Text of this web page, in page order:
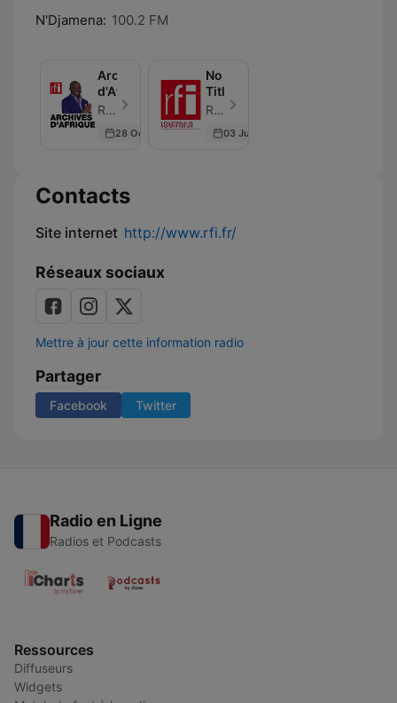
N'Djamena: 100.2 FM
Archives
d'Afrique
RFI - Épisode 24
28 Oct 2023
No
Title
RFI - Épisode 1
03 Jun 2026
Contacts
Site internet http://www.rfi.fr/
Réseaux sociaux
Mettre à jour cette information radio
Partager
Facebook Twitter
Radio en Ligne
Radios et Podcasts
Ressources
Diffuseurs
Widgets